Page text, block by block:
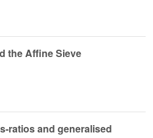
the Affine Sieve
ratios and generalised